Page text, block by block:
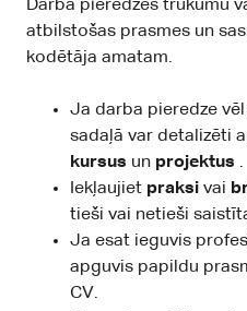
Darba pieredzes trūkumu
atbilstošas prasmes un
kodētāja amatam.
Ja darba pieredze
sadaļā var detalizēti
kursus un projektus .
Iekļaujiet praksi vai
tieši vai netieši
Ja esat ieguvis
apguvis papildu
CV.